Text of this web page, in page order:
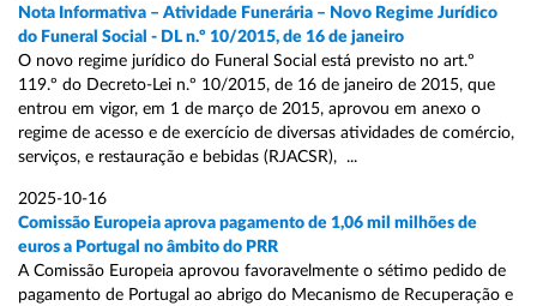
Nota Informativa – Atividade Funerária – Novo Regime Jurídico
do Funeral Social - DL n.º 10/2015, de 16 de janeiro
O novo regime jurídico do Funeral Social está previsto no art.º
119.º do Decreto-Lei n.º 10/2015, de 16 de janeiro de 2015, que
entrou em vigor, em 1 de março de 2015, aprovou em anexo o
regime de acesso e de exercício de diversas atividades de comércio,
serviços, e restauração e bebidas (RJACSR), ...
2025-10-16
Comissão Europeia aprova pagamento de 1,06 mil milhões de
euros a Portugal no âmbito do PRR
A Comissão Europeia aprovou favoravelmente o sétimo pedido de
pagamento de Portugal ao abrigo do Mecanismo de Recuperação e